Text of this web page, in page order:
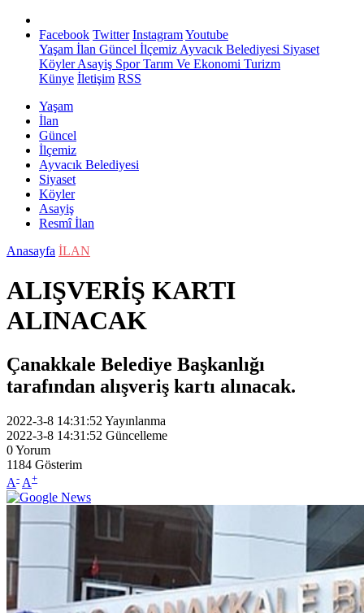
Facebook Twitter InstagramYoutube
Yaşam İlan Güncel İlçemiz Ayvacık Belediyesi Siyaset
KöylerAsayiş SporTarım Ve Ekonomi Turizm
Künye İletişim RSS
Yaşam
İlan
Güncel
İlçemiz
Ayvacık Belediyesi
Siyaset
Köyler
Asayiş
Resmî İlan
Anasayfa İLAN
ALIŞVERİŞ KARTI
ALINACAK
Çanakkale Belediye Başkanlığı
tarafından alışveriş kartı alınacak.
2022-3-8 14:31:52 Yayınlanma
2022-3-8 14:31:52 Güncelleme
0Yorum
1184 Gösterim
A- A+